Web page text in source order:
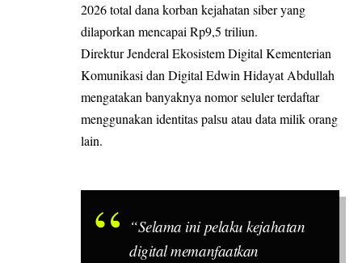
2026 total dana korban kejahatan siber yang
dilaporkan mencapai Rp9,5 triliun.
Direktur Jenderal Ekosistem Digital Kementerian
Komunikasi dan Digital Edwin Hidayat Abdullah
mengatakan banyaknya nomorselulerterdaftar
menggunakan identitas palsu atau data milik orang
lain.
“Selama ini pelaku kejahatan
digital memanfaatkan